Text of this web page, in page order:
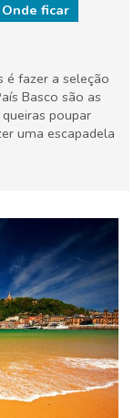
Onde ficar
é fazer a seleção
Basco são as
poupar
uma escapadela